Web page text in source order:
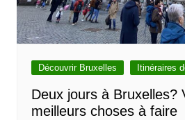
Découvrir Bruxelles Itinéraires
Deux jours à Bruxelles?
meilleurs choses à faire